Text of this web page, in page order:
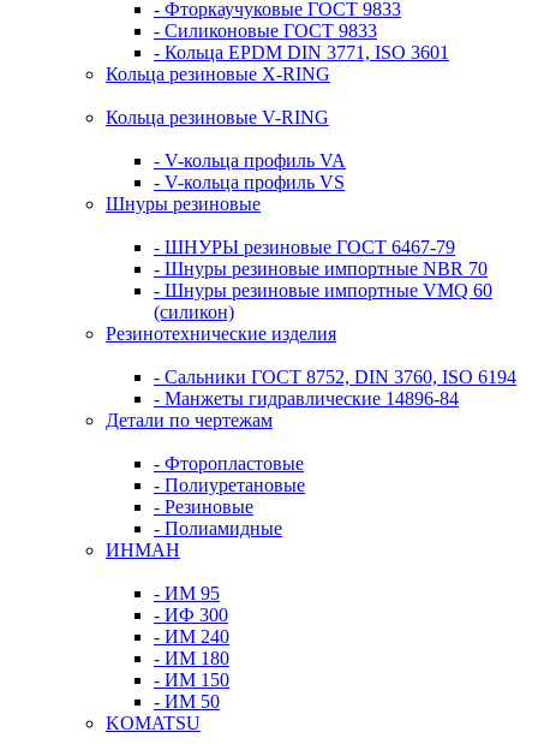
- Фторкаучуковые ГОСТ 9833
- Силиконовые ГОСТ 9833
- Кольца EPDM DIN 3771, ISO 3601
Кольца резиновые Х-RING
Кольца резиновые V-RING
- V-кольца профиль VA
- V-кольца профиль VS
Шнуры резиновые
- ШНУРЫ резиновые ГОСТ 6467-79
- Шнуры резиновые импортные NBR 70
- Шнуры резиновые импортные VMQ 60
(силикон)
Резинотехнические изделия
- Сальники ГОСТ 8752, DIN 3760, ISO 6194
- Манжеты гидравлические 14896-84
Детали по чертежам
- Фторопластовые
- Полиуретановые
- Резиновые
- Полиамидные
ИНМАН
- ИМ 95
- ИФ 300
- ИМ 240
- ИМ 180
- ИМ 150
- ИМ 50
KOMATSU